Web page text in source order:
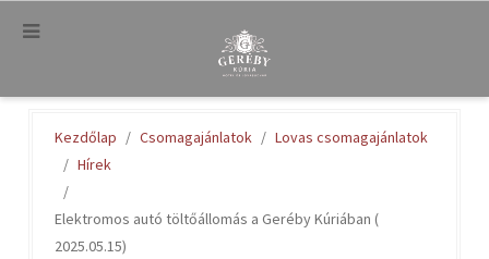
.
Kezdőlap Csomagajánlatok
Lovas csomagajánlatok
Hírek
Elektromos autó töltőállomás a Geréby Kúriában (
2025.05.15)